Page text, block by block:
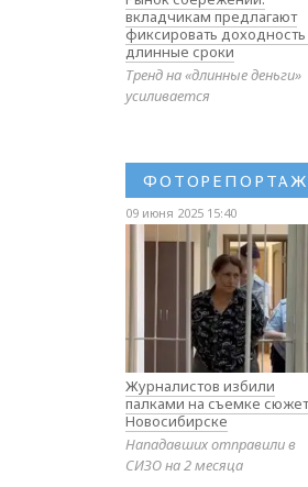
вкладчикам предлагают
фиксировать доходность
длинные сроки
Тренд на «длинные деньги»
усиливается
ФОТОРЕПОРТАЖ
09 июня 2025 15:40
Журналистов избили
палками на съемке
Новосибирске
Нападавших отправили в
СИЗО на 2 месяца